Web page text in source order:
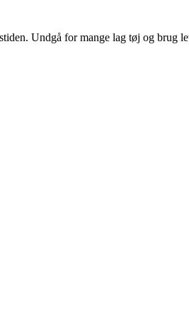
Undgå for mange lag tøj og brug